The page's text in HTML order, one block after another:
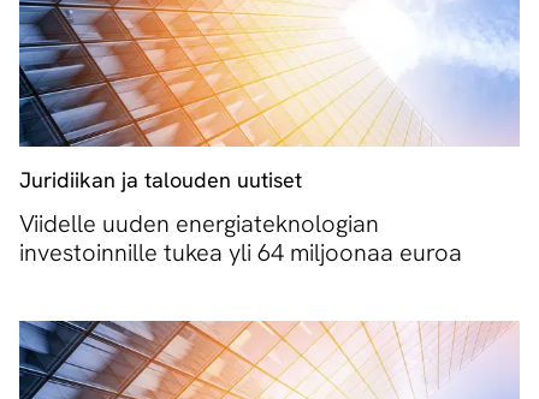
Juridiikan ja talouden uutiset
Viidelle uuden energiateknologian
investoinnille tukea yli 64 miljoonaa euroa